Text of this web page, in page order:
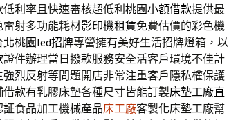
利率且快速審核超低利 桃園小額借款提供最
射多功能耗材影印機租賃免費估價的彩色機
北桃園led招牌專營擁有美好生活招牌燈箱，以
證件辦理當日撥款服務安全活客戶環境不佳計
強烈反射等問題開店非常注重客戶隱私權保護
款有乳膠床墊各種尺寸皆能訂製床墊工廠直
食品加工機械產品床工廠客製化床墊工廠幫